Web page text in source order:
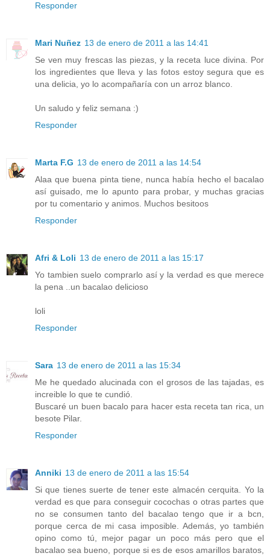
Responder
Mari Nuñez 13 de enero de 2011 a las 14:41
Se ven muy frescas las piezas, y la receta luce divina. Por
los ingredientes que lleva y las fotos estoy segura que es
una delicia, yo lo acompañaría con un arroz blanco.
Un saludo y feliz semana :)
Responder
Marta F.G 13 de enero de 2011 a las 14:54
Alaa que buena pinta tiene, nunca había hecho el bacalao
así guisado, me lo apunto para probar, y muchas gracias
por tu comentario y animos. Muchos besitoos
Responder
Afri & Loli 13 de enero de 2011 a las 15:17
Yo tambien suelo comprarlo así y la verdad es que merece
la pena ..un bacalao delicioso
loli
Responder
Sara 13 de enero de 2011 a las 15:34
Me he quedado alucinada con el grosos de las tajadas, es
increible lo que te cundió.
Buscaré un buen bacalo para hacer esta receta tan rica, un
besote Pilar.
Responder
Anniki 13 de enero de 2011 a las 15:54
Si que tienes suerte de tener este almacén cerquita. Yo la
verdad es que para conseguir cocochas o otras partes que
no se consumen tanto del bacalao tengo que ir a bcn,
porque cerca de mi casa imposible. Además, yo también
opino como tú, mejor pagar un poco más pero que el
bacalao sea bueno, porque si es de esos amarillos baratos,